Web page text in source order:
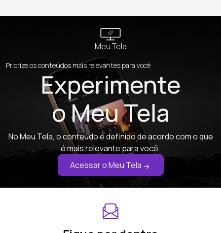
Meu Tela
Priorize os conteúdos mais relevantes para você
Experimente
o Meu Tela
No Meu Tela, o conteúdo é definido de acordo com o que
é mais relevante para você.
Acessar o Meu Tela